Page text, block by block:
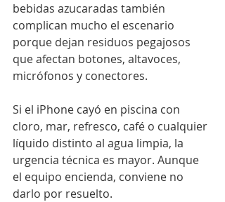
bebidas azucaradas también
complican mucho el escenario
porque dejan residuos pegajosos
que afectan botones, altavoces,
micrófonos y conectores.
Si el iPhone cayó en piscina con
cloro, mar, refresco, café o cualquier
líquido distinto al agua limpia, la
urgencia técnica es mayor. Aunque
el equipo encienda, conviene no
darlo por resuelto.